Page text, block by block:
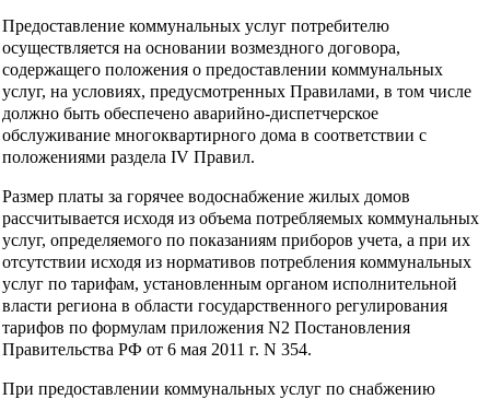
Предоставление коммунальных услуг потребителю
осуществляется на основании возмездного договора,
содержащего положения о предоставлении коммунальных
услуг, на условиях, предусмотренных Правилами, в том числе
должно быть обеспечено аварийно-диспетчерское
обслуживание многоквартирного дома в соответствии с
положениями раздела IV Правил.
Размер платы за горячее водоснабжение жилых домов
рассчитывается исходя из объема потребляемых коммунальных
услуг, определяемого по показаниям приборов учета, а при их
отсутствии исходя из нормативов потребления коммунальных
услуг по тарифам, установленным органом исполнительной
власти региона в области государственного регулирования
тарифов по формулам приложения N2 Постановления
Правительства РФ от 6 мая 2011 г. N 354.
При предоставлении коммунальных услуг по снабжению